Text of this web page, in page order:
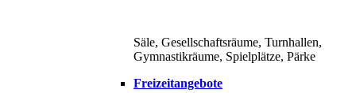
Säle, Gesellschaftsräume, Turnhallen,
Gymnastikräume, Spielplätze, Pärke
Freizeitangebote